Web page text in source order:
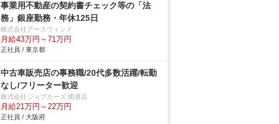
事業用不動産の契約書チェック等の「法
務」銀座勤務・年休125日
株式会社アースウィンド
月給43万円～71万円
正社員 / 東京都
中古車販売店の事務職/20代多数活躍/転勤
なし/フリーター歓迎
株式会社ジョブカーズ 南港店
月給21万円～22万円
正社員 / 大阪府